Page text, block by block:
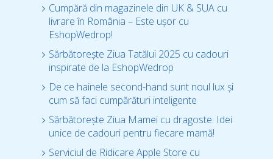
Cumpără din magazinele din UK & SUA cu
livrare în România – Este ușor cu
EshopWedrop!
Sărbătorește Ziua Tatălui 2025 cu cadouri
inspirate de la EshopWedrop
De ce hainele second-hand sunt noul lux și
cum să faci cumpărături inteligente
Sărbătorește Ziua Mamei cu dragoste: Idei
unice de cadouri pentru fiecare mamă!
Serviciul de Ridicare Apple Store cu